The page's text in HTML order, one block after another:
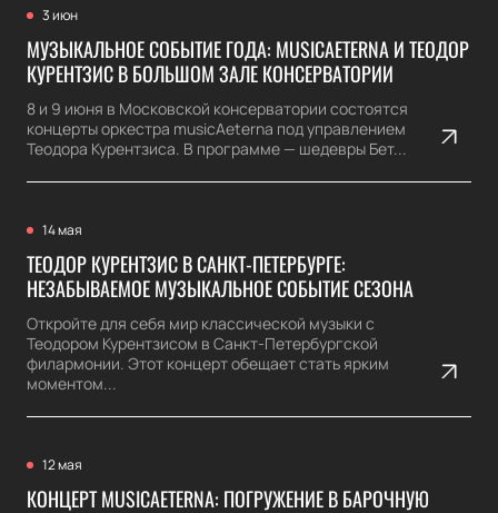
3 июн
МУЗЫКАЛЬНОЕ СОБЫТИЕ ГОДА: MUSICAETERNA И ТЕОДОР
КУРЕНТЗИС В БОЛЬШОМ ЗАЛЕ КОНСЕРВАТОРИИ
8 и 9 июня в Московской консерватории состоятся
концерты оркестра musicAeterna под управлением
Теодора Курентзиса. В программе — шедевры Бет...
14 мая
ТЕОДОР КУРЕНТЗИС В САНКТ-ПЕТЕРБУРГЕ:
НЕЗАБЫВАЕМОЕ МУЗЫКАЛЬНОЕ СОБЫТИЕ СЕЗОНА
Откройте для себя мир классической музыки с
Теодором Курентзисом в Санкт-Петербургской
филармонии. Этот концерт обещает стать ярким
моментом...
12 мая
КОНЦЕРТ MUSICAETERNA: ПОГРУЖЕНИЕ В БАРОЧНУЮ